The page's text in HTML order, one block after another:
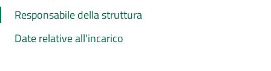
Responsabile della struttura
Date relative all'incarico